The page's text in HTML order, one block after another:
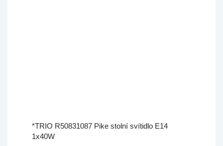
*TRIO R50831087 Pike stolní svítidlo E14
1x40W